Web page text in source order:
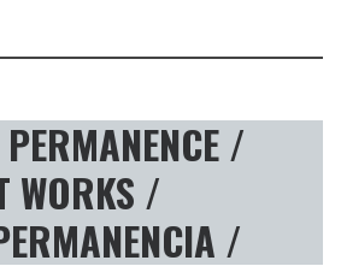
/
WORKS /
/